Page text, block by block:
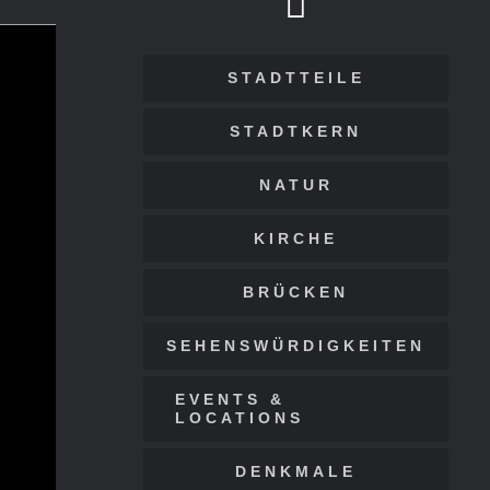
STADTTEILE
STADTKERN
NATUR
KIRCHE
BRÜCKEN
SEHENSWÜRDIGKEITEN
EVENTS &
LOCATIONS
DENKMALE